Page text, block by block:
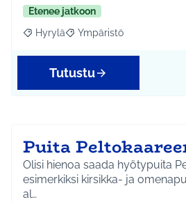
Etenee jatkoon
Rajaa tulokset aihepiirin mukaan:
Hyrylä Rajaa tulokset teeman
Ympäristö
Tutustu
Puita
Olisi hienoa saada hyötypuita
esimerkiksi kirsikka- ja
al…